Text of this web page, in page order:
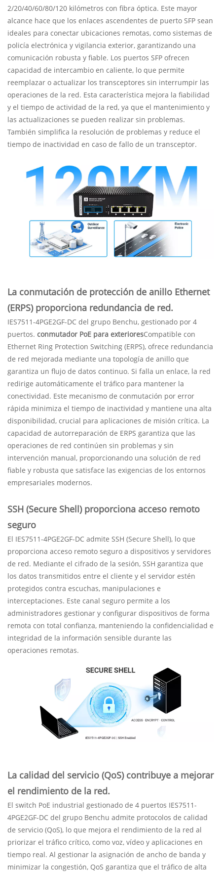
2/20/40/60/80/120 kilómetros con fibra óptica. Este mayor
alcance hace que los enlaces ascendentes de puerto SFP sean
ideales para conectar ubicaciones remotas, como sistemas de
policía electrónica y vigilancia exterior, garantizando una
comunicación robusta y fiable. Los puertos SFP ofrecen
capacidad de intercambio en caliente, lo que permite
reemplazar o actualizar los transceptores sin interrumpir las
operaciones de la red. Esta característica mejora la fiabilidad
y el tiempo de actividad de la red, ya que el mantenimiento y
las actualizaciones se pueden realizar sin problemas.
También simplifica la resolución de problemas y reduce el
tiempo de inactividad en caso de fallo de un transceptor.
La conmutación de protección de anillo Ethernet
(ERPS) proporciona redundancia de red.
IES7511-4PGE2GF-DC del grupo Benchu, gestionado por 4
puertos. conmutador PoE para exterioresCompatible con
Ethernet Ring Protection Switching (ERPS), ofrece redundancia
de red mejorada mediante una topología de anillo que
garantiza un flujo de datos continuo. Si falla un enlace, la red
redirige automáticamente el tráfico para mantener la
conectividad. Este mecanismo de conmutación por error
rápida minimiza el tiempo de inactividad y mantiene una alta
disponibilidad, crucial para aplicaciones de misión crítica. La
capacidad de autorreparación de ERPS garantiza que las
operaciones de red continúen sin problemas y sin
intervención manual, proporcionando una solución de red
fiable y robusta que satisface las exigencias de los entornos
empresariales modernos.
SSH (Secure Shell) proporciona acceso remoto
seguro
El IES7511-4PGE2GF-DC admite SSH (Secure Shell), lo que
proporciona acceso remoto seguro a dispositivos y servidores
de red. Mediante el cifrado de la sesión, SSH garantiza que
los datos transmitidos entre el cliente y el servidor estén
protegidos contra escuchas, manipulaciones e
interceptaciones. Este canal seguro permite a los
administradores gestionar y configurar dispositivos de forma
remota con total confianza, manteniendo la confidencialidad e
integridad de la información sensible durante las
operaciones remotas.
La calidad del servicio (QoS) contribuye a mejorar
el rendimiento de la red.
El switch PoE industrial gestionado de 4 puertos IES7511-
4PGE2GF-DC del grupo Benchu ​​admite protocolos de calidad
de servicio (QoS), lo que mejora el rendimiento de la red al
priorizar el tráfico crítico, como voz, vídeo y aplicaciones en
tiempo real. Al gestionar la asignación de ancho de banda y
minimizar la congestión, QoS garantiza que el tráfico de alta